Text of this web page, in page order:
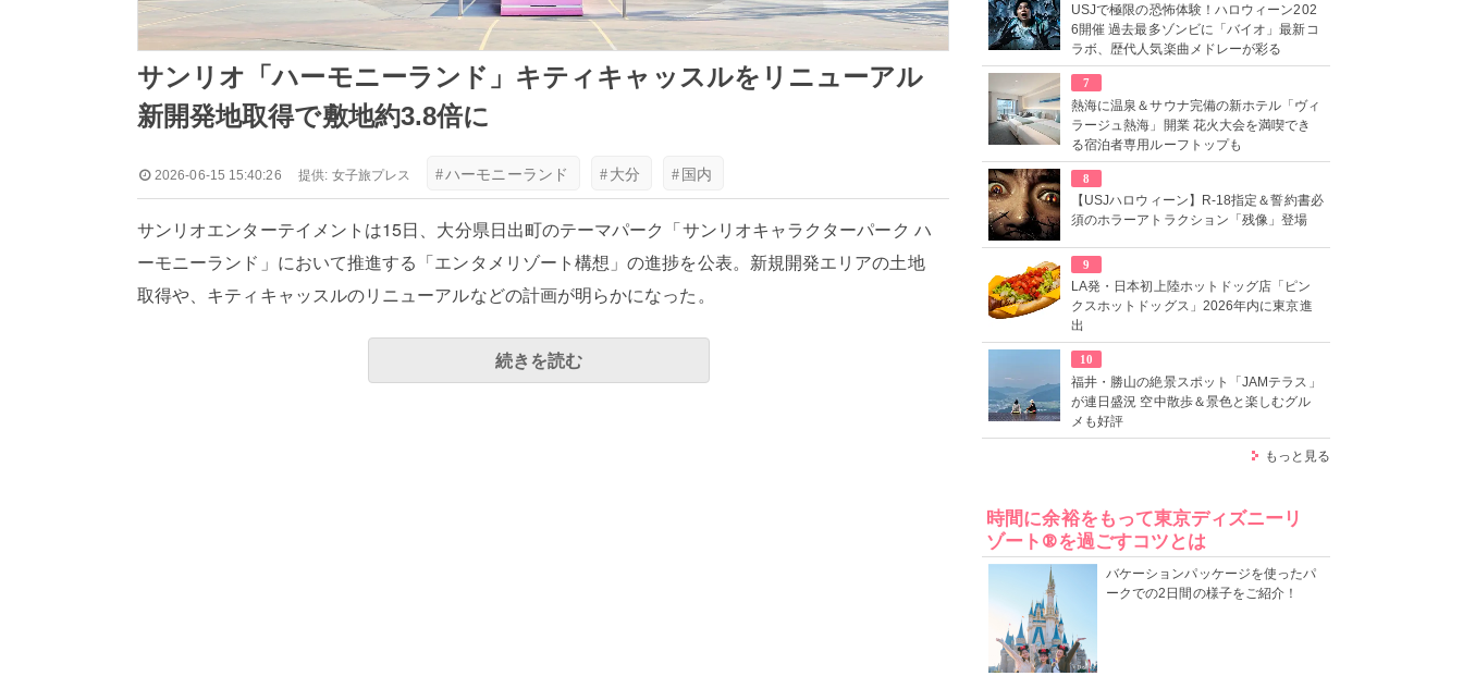
サンリオ「ハーモニーランド」キティキャッスルをリニューアル
新開発地取得で敷地約3.8倍に
2026-06-15 15:40:26 提供: 女子旅プレス # ハーモニーランド # 大分 # 国内
サンリオエンターテイメントは15日、大分県日出町のテーマパーク「サンリオキャラクターパーク ハ
ーモニーランド」において推進する「エンタメリゾート構想」の進捗を公表。新規開発エリアの土地
取得や、キティキャッスルのリニューアルなどの計画が明らかになった。
続きを読む
USJで極限の恐怖体験！ハロウィーン202
6開催 過去最多ゾンビに「バイオ」最新コ
ラボ、歴代人気楽曲メドレーが彩る
7
熱海に温泉＆サウナ完備の新ホテル「ヴィ
ラージュ熱海」開業 花火大会を満喫でき
る宿泊者専用ルーフトップも
8
【USJハロウィーン】R-18指定＆誓約書必
須のホラーアトラクション「残像」登場
9
LA発・日本初上陸ホットドッグ店「ピン
クスホットドッグス」2026年内に東京進
出
10
福井・勝山の絶景スポット「JAMテラス」
が連日盛況 空中散歩＆景色と楽しむグル
メも好評
もっと見る
時間に余裕をもって東京ディズニーリ
ゾート®を過ごすコツとは
バケーションパッケージを使ったパ
ークでの2日間の様子をご紹介！